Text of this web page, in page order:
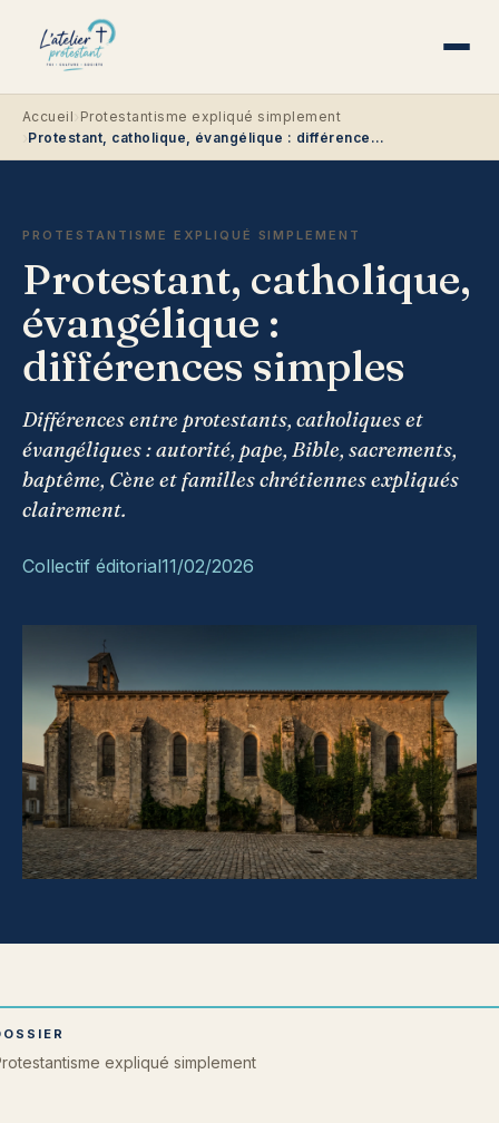
Accueil Protestantisme expliqué simplement
Protestant, catholique, évangélique : différences simples
PROTESTANTISME EXPLIQUÉ SIMPLEMENT
Protestant, catholique,
évangélique :
différences simples
Différences entre protestants, catholiques et
évangéliques : autorité, pape, Bible, sacrements,
baptême, Cène et familles chrétiennes expliqués
clairement.
Collectif éditorial11/02/2026
expliqué simplement